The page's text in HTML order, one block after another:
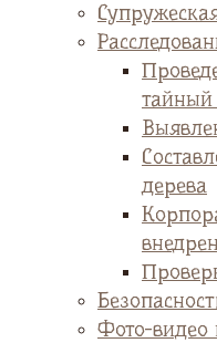
тайный
дерева
Фото-видео